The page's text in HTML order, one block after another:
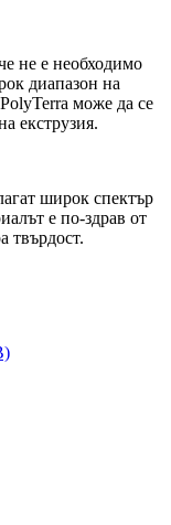
не е необходимо
диапазон на
може да се
екструзия.
широк спектър
е по-здрав от
твърдост.